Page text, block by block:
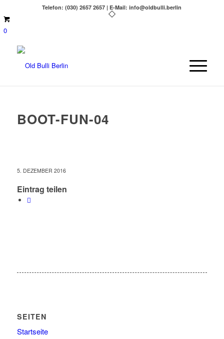
Telefon: (030) 2657 2657 | E-Mail: info@oldbulli.berlin
0
BOOT-FUN-04
5. DEZEMBER 2016
Eintrag teilen
SEITEN
Startseite